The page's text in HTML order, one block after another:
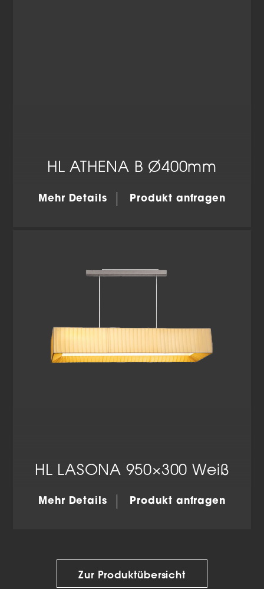
HL ATHENA B Ø400mm
Mehr Details Produkt anfragen
HL LASONA 950×300 Weiß
Mehr Details Produkt anfragen
Zur Produktübersicht